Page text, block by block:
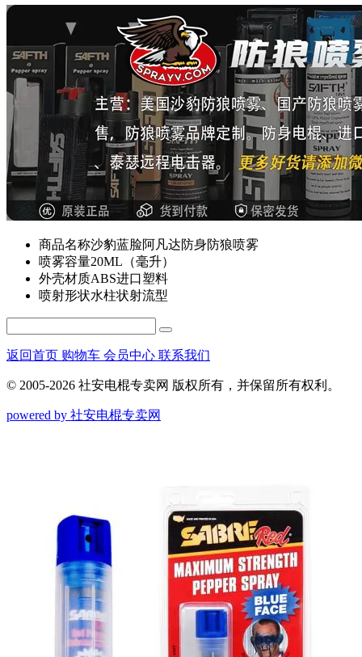
商品名称沙豹蓝脸阿凡达防身防狼喷雾
喷雾容量20ML（毫升）
外壳材质ABS进口塑料
喷射形状水柱状射流型
返回首页 购物车 会员中心 联系我们
© 2005-2026 社安电棍专卖网 版权所有，并保留所有权利。
powered by 社安电棍专卖网